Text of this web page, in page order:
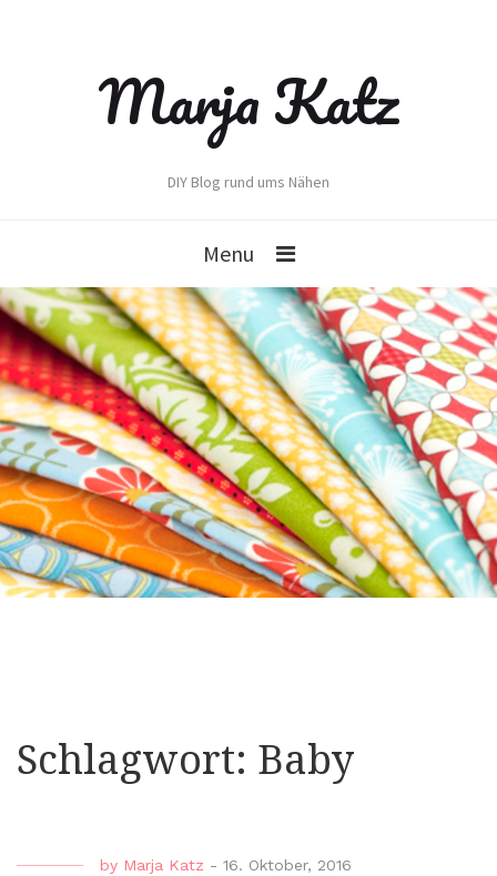
Marja Katz
DIY Blog rund ums Nähen
Menu
Schlagwort: Baby
by Marja Katz - 16. Oktober, 2016